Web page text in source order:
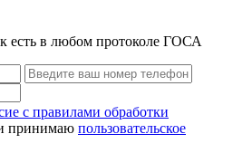
есть в любом протоколе ГОСА
с правилами обработки
принимаю пользовательское